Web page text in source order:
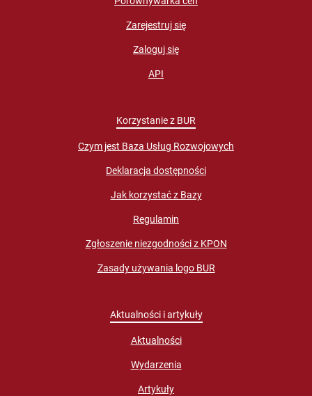
Zarejestruj się
Zaloguj się
API
Korzystanie z BUR
Czym jest Baza Usług Rozwojowych
Deklaracja dostępności
Jak korzystać z Bazy
Regulamin
Zgłoszenie niezgodności z KPON
Zasady używania logo BUR
Aktualności i artykuły
Aktualności
Wydarzenia
Artykuły